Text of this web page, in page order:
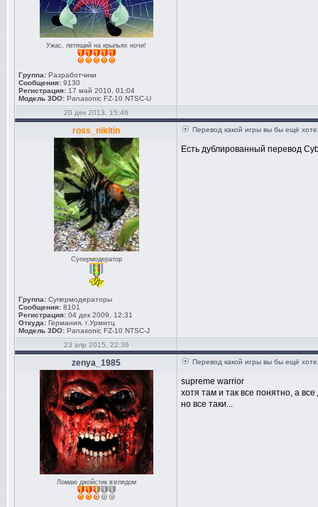
Ужас, летящий на крыльях ночи!
Группа: Разработчики
Сообщения: 9130
Регистрация: 17 май 2010, 01:04
Модель 3DO: Panasonic FZ-10 NTSC-U
20 дек 2013, 15:46
ross_nikitin
Супермодератор
Группа: Супермодераторы
Сообщения: 8101
Регистрация: 04 дек 2009, 12:31
Откуда: Германия, г.Урмитц
Модель 3DO: Panasonic FZ-10 NTSC-J
Перевод какой игры вы бы ещё
Есть дублированный перевод
23 апр 2015, 22:36
zenya_1985
Ломаю джойстик взглядом
Перевод какой игры вы бы ещё
supreme warrior
хотя там и так все понятно, а
но все таки...